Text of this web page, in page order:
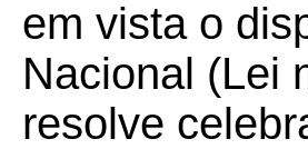
em vista o
Nacional (Lei
resolve